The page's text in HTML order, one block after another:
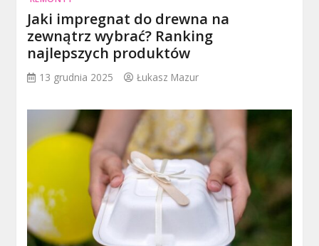
Jaki impregnat do drewna na
zewnątrz wybrać? Ranking
najlepszych produktów
13 grudnia 2025 Łukasz Mazur